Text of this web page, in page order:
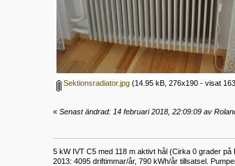
Sektionsradiator.jpg(14.95 kB, 276x190 - visat
« Senast ändrad: 14 februari 2018, 22:09:09 av
5 kW IVT C5 med 118 m aktivt hål (Cirka 0 grader
2013: 4095 driftimmar/år, 790 kWh/år tillsatsel.